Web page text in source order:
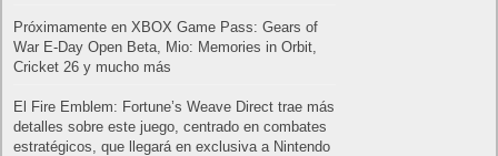
Próximamente en XBOX Game Pass: Gears of
War E-Day Open Beta, Mio: Memories in Orbit,
Cricket 26 y mucho más
El Fire Emblem: Fortune’s Weave Direct trae más
detalles sobre este juego, centrado en combates
estratégicos, que llegará en exclusiva a Nintendo